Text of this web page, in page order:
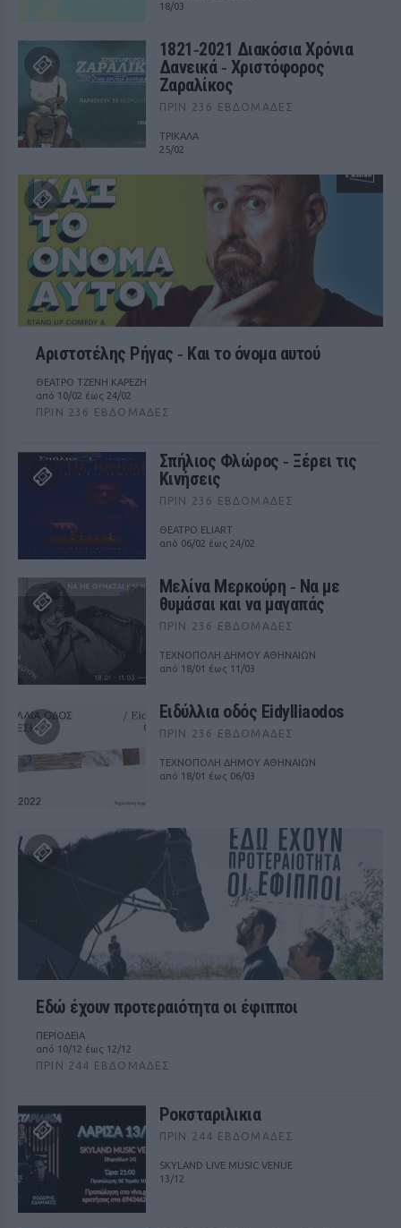
18/03
1821‑2021 Διακόσια Χρόνια
Δανεικά ‑ Χριστόφορος
Ζαραλίκος
ΠΡΙΝ 236 ΕΒΔΟΜΆΔΕΣ
ΤΡΙΚΑΛΑ
25/02
Αριστοτέλης Ρήγας ‑ Kαι το όνομα αυτού
ΘΕΑΤΡΟ ΤΖΕΝΗ ΚΑΡΕΖΗ
από 10/02 έως 24/02
ΠΡΙΝ 236 ΕΒΔΟΜΆΔΕΣ
Σπήλιος Φλώρος ‑ Ξέρει τις
Κινήσεις
ΠΡΙΝ 236 ΕΒΔΟΜΆΔΕΣ
ΘΕΑΤΡΟ ELIART
από 06/02 έως 24/02
Μελίνα Μερκούρη ‑ Να με
θυμάσαι και να μαγαπάς
ΠΡΙΝ 236 ΕΒΔΟΜΆΔΕΣ
ΤΕΧΝΟΠΟΛΗ ΔΗΜΟΥ ΑΘΗΝΑΙΩΝ
από 18/01 έως 11/03
Ειδύλλια οδός Eidylliaodos
ΠΡΙΝ 236 ΕΒΔΟΜΆΔΕΣ
ΤΕΧΝΟΠΟΛΗ ΔΗΜΟΥ ΑΘΗΝΑΙΩΝ
από 18/01 έως 06/03
Εδώ έχουν προτεραιότητα οι έφιπποι
ΠΕΡΙΟΔΕΙΑ
από 10/12 έως 12/12
ΠΡΙΝ 244 ΕΒΔΟΜΆΔΕΣ
Ροκσταριλικια
ΠΡΙΝ 244 ΕΒΔΟΜΆΔΕΣ
SKYLAND LIVE MUSIC VENUE
13/12